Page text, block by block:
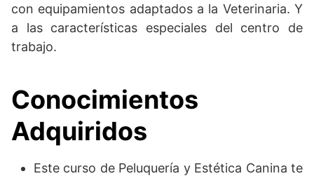
con equipamientos adaptados a la Veterinaria. Y
a las características especiales del centro de
trabajo.
Conocimientos
Adquiridos
Este curso de Peluquería y Estética Canina te